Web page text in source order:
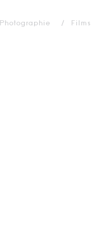
Photographie Films